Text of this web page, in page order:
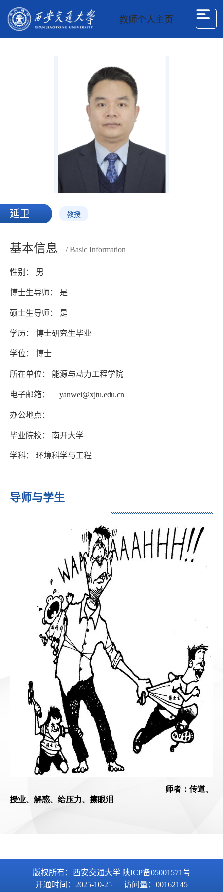
教师个人主页
延卫 教授
基本信息 / Basic Information
性别： 男
博士生导师： 是
硕士生导师： 是
学历： 博士研究生毕业
学位： 博士
所在单位： 能源与动力工程学院
电子邮箱： yanwei@xjtu.edu.cn
办公地点：
毕业院校： 南开大学
学科： 环境科学与工程
导师与学生
版权所有：西安交通大学 陕ICP备05001571号
开通时间： 2025-10-25 访问量： 00162145